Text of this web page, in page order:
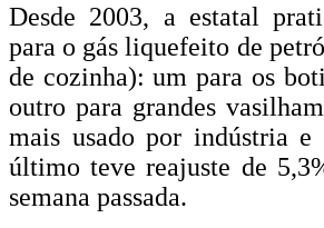
Desde 2003, a estatal
para o gás liquefeito de
de cozinha): um para os
outro para grandes
mais usado por indústria e
último teve reajuste de
semana passada.